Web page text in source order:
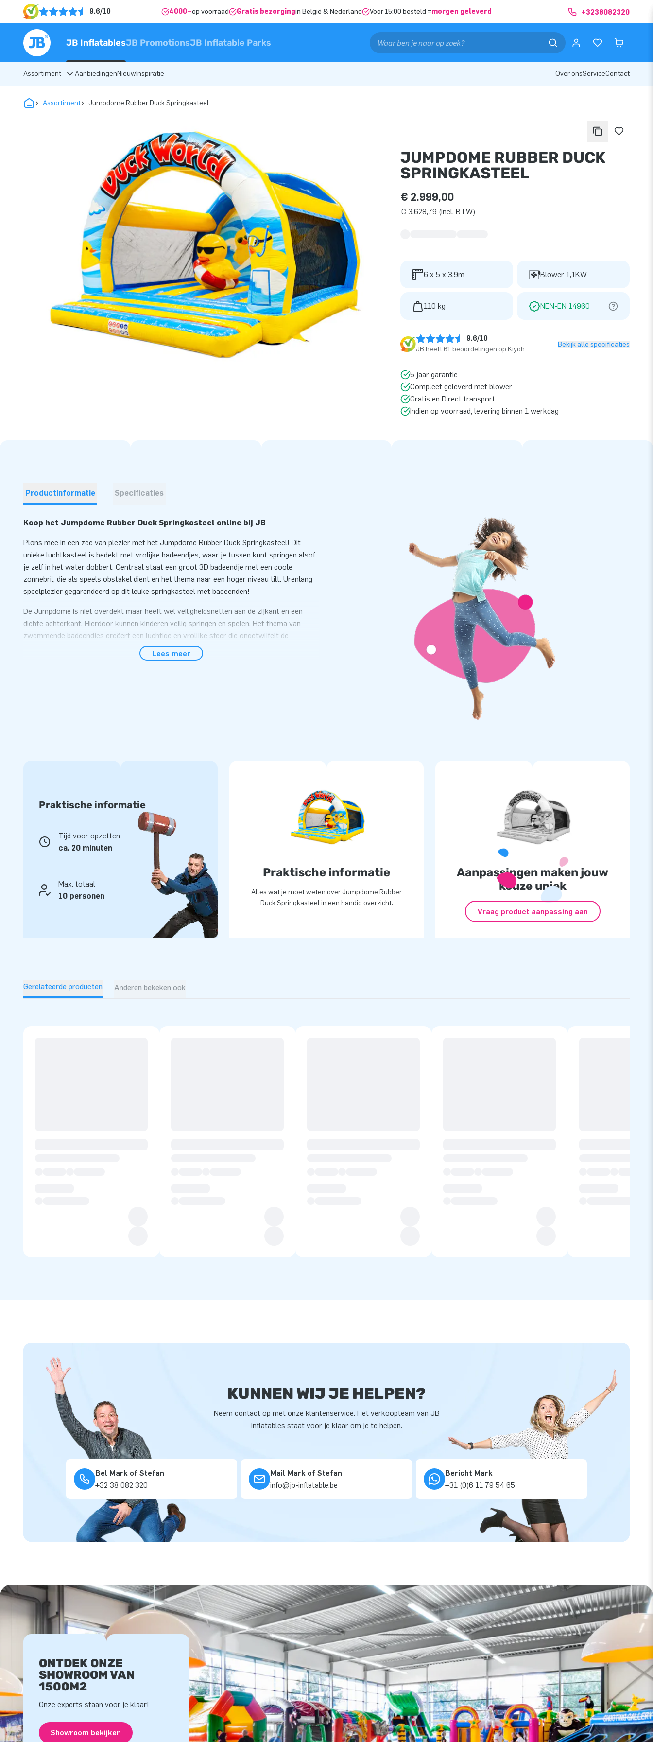
9.6/10 4000+op voorraad Gratis bezorgingin België & Nederland Voor 15:00 besteld =morgen geleverd +3238082320
JB InflatablesJB PromotionsJB Inflatable Parks
Assortiment AanbiedingenNieuwInspiratie Over onsServiceContact
Assortiment Jumpdome Rubber Duck Springkasteel
JUMPDOME RUBBER DUCK
SPRINGKASTEEL
€ 2.999,00
€ 3.628,79 (incl. BTW)
6 x 5 x 3.9m Blower 1,1KW
110 kg NEN-EN 14960
9.6/10
JB heeft 61 beoordelingen op Kiyoh
Bekijk alle specificaties
5 jaar garantie
Compleet geleverd met blower
Gratis en Direct transport
Indien op voorraad, levering binnen 1 werkdag
Productinformatie Specificaties
Koop het Jumpdome Rubber Duck Springkasteel online bij JB
Plons mee in een zee van plezier met het Jumpdome Rubber Duck Springkasteel! Dit
unieke luchtkasteel is bedekt met vrolijke badeendjes, waar je tussen kunt springen alsof
je zelf in het water dobbert. Centraal staat een groot 3D badeendje met een coole
zonnebril, die als speels obstakel dient en het thema naar een hoger niveau tilt. Urenlang
speelplezier gegarandeerd op dit leuke springkasteel met badeenden!
De Jumpdome is niet overdekt maar heeft wel veiligheidsnetten aan de zijkant en een
dichte achterkant. Hierdoor kunnen kinderen veilig springen en spelen. Het thema van
zwemmende badeendjes creëert een luchtige en vrolijke sfeer die ongetwijfelt de
aandacht zal trekken op elk feest of festival.
Ons deskundige team op het gebied van luchtkastelen zorgt voor hoogwaardige en veilige
opblaasattracties. Bij JB Inflatables geniet je van uitstekende service en snelle levering.
Kies voor het Jumpdome Rubber Duck Springkasteel van JB en maak elk evenement
onvergetelijk met een duik in de wereld van de badeendjes!
Lees meer
Praktische informatie
Tijd voor opzetten
ca. 20 minuten
Max. totaal
10 personen
Praktische informatie
Alles wat je moet weten over Jumpdome Rubber
Duck Springkasteel in een handig overzicht.
Aanpassingen maken jouw
keuze uniek
Vraag product aanpassing aan
Gerelateerde producten Anderen bekeken ook
KUNNEN WIJ JE HELPEN?
Neem contact op met onze klantenservice. Het verkoopteam van JB
inflatables staat voor je klaar om je te helpen.
Bel Mark of Stefan
+32 38 082 320
Mail Mark of Stefan
info@jb-inflatable.be
Bericht Mark
+31 (0)6 11 79 54 65
ONTDEK ONZE
SHOWROOM VAN
1500M2
Onze experts staan voor je klaar!
Showroom bekijken